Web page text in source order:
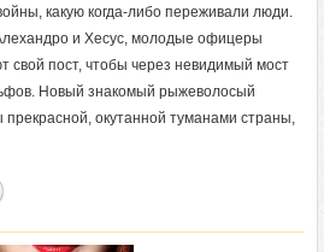
какую когда-либо переживали люди.
и Хесус, молодые офицеры
свой пост, чтобы через невидимый мост
Новый знакомый рыжеволосый
окутанной туманами страны,